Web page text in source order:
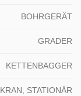
BOHRGERÄT
GRADER
KETTENBAGGER
KRAN, STATIONÄR